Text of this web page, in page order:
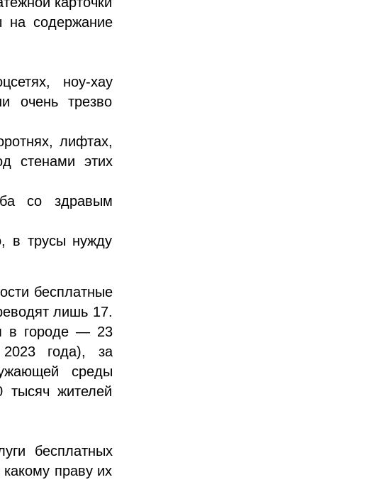
на содержание
ноу-хау
очень трезво
лифтах,
стенами этих
со здравым
в трусы нужду
бесплатные
лишь 17.
в городе — 23
года), за
среды
жителей
бесплатных
праву их